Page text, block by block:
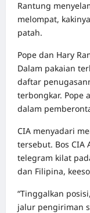
Rantung
melompat,
patah.
Pope dan Hary
Dalam pakaian
daftar
terbongkar. Pope
dalam
CIA menyadari
tersebut. Bos CIA
telegram kilat
dan Filipina,
“Tinggalkan
jalur pengiriman